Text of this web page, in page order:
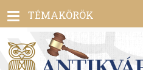
Toggle
navigation
TÉMAKÖRÖK